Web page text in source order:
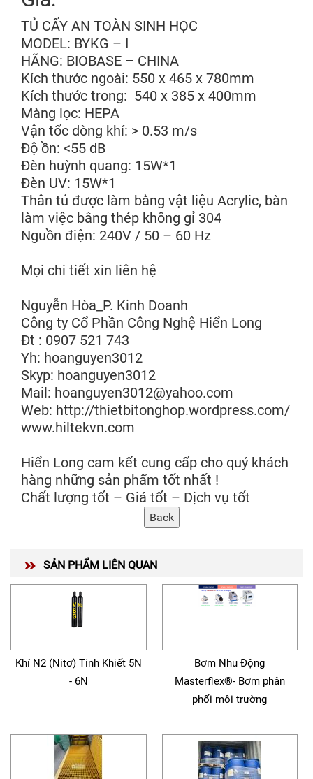
TỦ CẤY AN TOÀN SINH HỌC
MODEL: BYKG – I
HÃNG: BIOBASE – CHINA
Kích thước ngoài: 550 x 465 x 780mm
Kích thước trong: 540 x 385 x 400mm
Màng lọc: HEPA
Vận tốc dòng khí: > 0.53 m/s
Độ ồn: <55 dB
Đèn huỳnh quang: 15W*1
Đèn UV: 15W*1
Thân tủ được làm bằng vật liệu Acrylic, bàn
làm việc bằng thép không gỉ 304
Nguồn điện: 240V / 50 – 60 Hz
Mọi chi tiết xin liên hệ
Nguyễn Hòa_P. Kinh Doanh
Công ty Cổ Phần Công Nghệ Hiển Long
Đt : 0907 521 743
Yh: hoanguyen3012
Skyp: hoanguyen3012
Mail: hoanguyen3012@yahoo.com
Web: http://thietbitonghop.wordpress.com/
www.hiltekvn.com
Hiển Long cam kết cung cấp cho quý khách
hàng những sản phẩm tốt nhất !
Chất lượng tốt – Giá tốt – Dịch vụ tốt
SẢN PHẨM LIÊN QUAN
Khí N2 (Nitơ) Tinh Khiết 5N
- 6N
Bơm Nhu Động
Masterflex®- Bơm phân
phối môi trường